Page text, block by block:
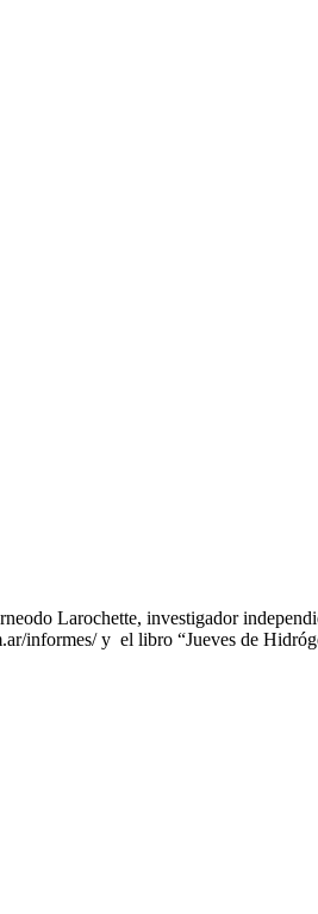
Larochette, investigador
informes/ y el libro “Jueves de